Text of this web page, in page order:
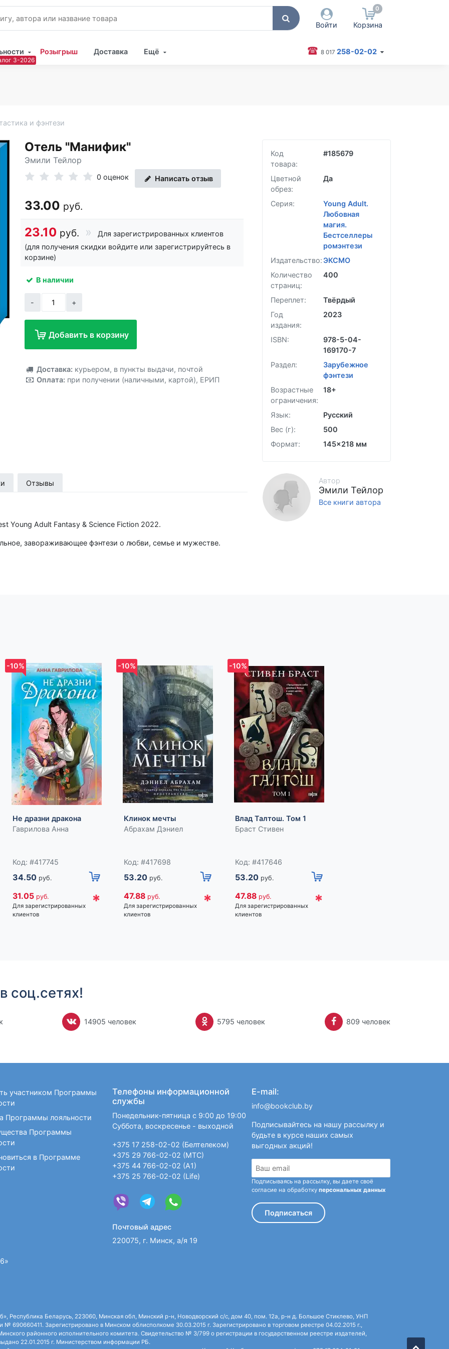
Войти
Войти
Забыли пароль?
0
Корзина
Розыгрыш Доставка Ещё 8 017 258-02-02
и фэнтези
Отель "Манифик"
Эмили Тейлор
0 оценок Написать отзыв
33.00 руб.
23.10 руб.
Для зарегистрированных клиентов
(для получения скидки войдите или зарегистрируйтесь в
корзине)
В наличии
- +
Добавить в корзину
Доставка: курьером, в пункты выдачи, почтой
Оплата: при получении (наличными, картой), ЕРИП
Код
товара:
#185679
Цветной
обрез:
Да
Серия:
Young Adult.
Любовная
магия.
Бестселлеры
ромэнтези
Издательство: ЭКСМО
Количество
страниц:
400
Переплет:
Твёрдый
Год
издания:
2023
ISBN:
978-5-04-
169170-7
Раздел:
Зарубежное
фэнтези
Возрастные
ограничения:
18+
Язык:
Русский
Вес (г):
500
Формат:
145x218 мм
Отзывы
Young Adult Fantasy & Science Fiction 2022.
завораживающее фэнтези о любви, семье и мужестве.
за роскошным фасадом.
чтобы противостоять чему-либо или кому-либо, неважно,
книга о любви к семье и родному дому, которая переносит в
мир с отсылками к французской культуре и локациями,
замка"». — Татьяна, книжный блогер @book_tutuk
погружает в детально проработанный волшебный мир, из которого
Красивая история с ноткой романтики и страшных тайн. После
увидеть экранизацию!» — theGirl
входящая в серию «Young Adult. Любовная магия. Бестселлеры
впечатлений от прочтения и займет достойное место в
при оформлении заказа по телефону назовите код товара:
н, Новодворский с/с, дом 40, помещение 12а
Автор
Эмили Тейлор
Все книги автора
-10%
Не дразни дракона
Гаврилова Анна
Код: #417745
34.50 руб.
31.05 руб.
Для зарегистрированных
клиентов
*
-10%
Клинок мечты
Абрахам Дэниел
Код: #417698
53.20 руб.
47.88 руб.
Для зарегистрированных
клиентов
*
-10%
Влад Талтош. Том 1
Браст Стивен
Код: #417646
53.20 руб.
47.88 руб.
Для зарегистрированных
клиентов
*
соц.сетях!
14905 человек 5795 человек 809 человек
участником Программы
Программы лояльности
Программы
в Программе
Телефоны информационной
службы
Понедельник-пятница с 9:00 до 19:00
Суббота, воскресенье - выходной
+375 17 258-02-02 (Белтелеком)
+375 29 766-02-02 (МТС)
+375 44 766-02-02 (А1)
+375 25 766-02-02 (Life)
Почтовый адрес
220075, г. Минск, а/я 19
E-mail:
info@bookclub.by
Подписывайтесь на нашу рассылку и
будьте в курсе наших самых
выгодных акций!
Подписываясь на рассылку, вы даете своё
согласие на обработку персональных данных
Подписаться
Республика Беларусь, 223060, Минская обл, Минский р-н, Новодворский с/с, дом 40, пом. 12а, р-н д. Большое Стиклево, УНП
№ 690660411. Зарегистрировано в Минском облисполкоме 30.03.2015 г. Зарегистрировано в торговом реестре 04.02.2015 г.,
районного исполнительного комитета. Свидетельство № 3/799 о регистрации в государственном реестре издателей,
22.01.2015 г. Министерством информации РБ.